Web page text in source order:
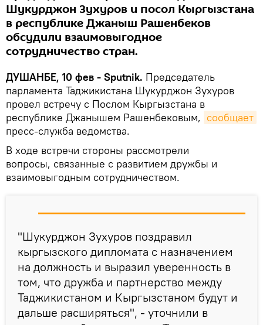
Шукурджон Зухуров и посол Кыргызстана
в республике Джаныш Рашенбеков
обсудили взаимовыгодное
сотрудничество стран.
ДУШАНБЕ, 10 фев - Sputnik. Председатель
парламента Таджикистана Шукурджон Зухуров
провел встречу с Послом Кыргызстана в
республике Джанышем Рашенбековым, сообщает
пресс-служба ведомства.
В ходе встречи стороны рассмотрели
вопросы, связанные с развитием дружбы и
взаимовыгодным сотрудничеством.
"Шукурджон Зухуров поздравил
кыргызского дипломата с назначением
на должность и выразил уверенность в
том, что дружба и партнерство между
Таджикистаном и Кыргызстаном будут и
дальше расширяться", - уточнили в